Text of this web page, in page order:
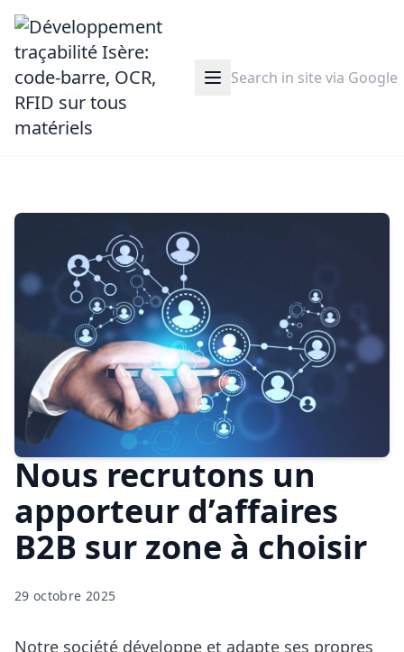
Nous recrutons un
apporteur d’affaires
B2B sur zone à choisir
29 octobre 2025
Notre société développe et adapte ses propres